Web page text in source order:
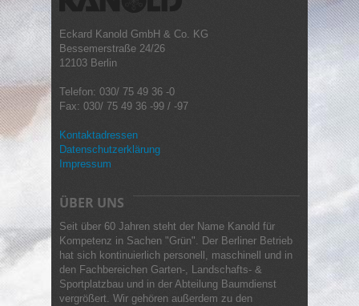
Eckard Kanold GmbH & Co. KG
Bessemerstraße 24/26
12103 Berlin
Telefon: 030/ 75 49 36 -0
Fax: 030/ 75 49 36 -99 / -97
Kontaktadressen
Datenschutzerklärung
Impressum
ÜBER UNS
Seit über 60 Jahren steht der Name Kanold für
Kompetenz in Sachen "Grün". Der Berliner Betrieb
hat sich kontinuierlich personell, maschinell und in
den Fachbereichen Garten-, Landschafts- &
Sportplatzbau und in der Abteilung Baumdienst
vergrößert. Wir gehören außerdem zu den